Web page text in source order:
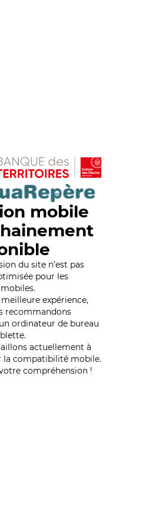
mobile
du site n’est pas
pour les
expérience,
recommandons
ordinateur de bureau
actuellement à
la compatibilité mobile.
compréhension !